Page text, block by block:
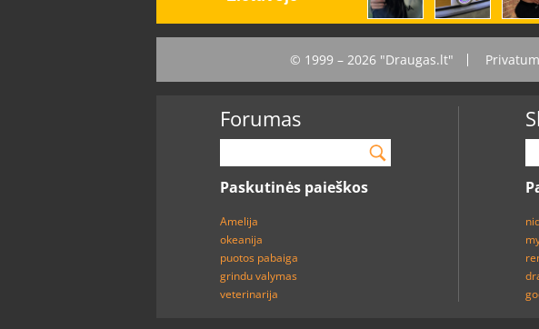
© 1999 – 2026 "Draugas.lt"
Forumas
Paskutinės paieškos
Amelija
okeanija
puotos pabaiga
grindu valymas
veterinarija